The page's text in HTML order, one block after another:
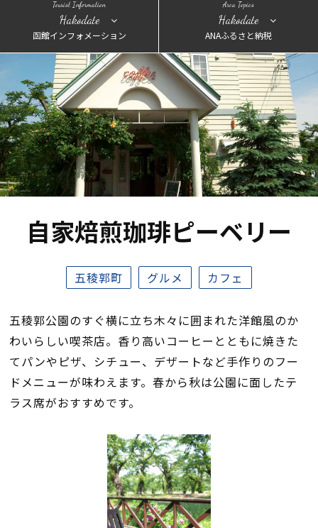
Tourist Information
Hakodate
函館インフォメーション
Area Topics
Hakodate
ANAふるさと納税
自家焙煎珈琲ピーベリー
五稜郭町 グルメ カフェ
五稜郭公園のすぐ横に立ち木々に囲まれた洋館風のか
わいらしい喫茶店。香り高いコーヒーとともに焼きた
てパンやピザ、シチュー、デザートなど手作りのフー
ドメニューが味わえます。春から秋は公園に面したテ
ラス席がおすすめです。